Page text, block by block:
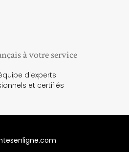
à votre service
d'experts
et certifiés